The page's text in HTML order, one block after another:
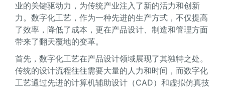
业的关键驱动力，为传统产业注入了新的活力和创新
力。数字化工艺，作为一种先进的生产方式，不仅提高
了效率，降低了成本，更在产品设计、制造和管理方面
带来了翻天覆地的变革。
首先，数字化工艺在产品设计领域展现了其独特之处。
传统的设计流程往往需要大量的人力和时间，而数字化
工艺通过先进的计算机辅助设计（CAD）和虚拟仿真技